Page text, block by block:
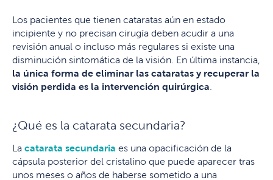
Los pacientes que tienen cataratas aún en estado
incipiente y no precisan cirugía deben acudir a una
revisión anual o incluso más regulares si existe una
disminución sintomática de la visión. En última instancia,
la única forma de eliminar las cataratas y recuperar la
visión perdida es la intervención quirúrgica
¿Qué es la catarata secundaria?
La catarata secundaria es una opacificación de la
cápsula posterior del cristalino que puede aparecer tras
unos meses o años de haberse sometido a una